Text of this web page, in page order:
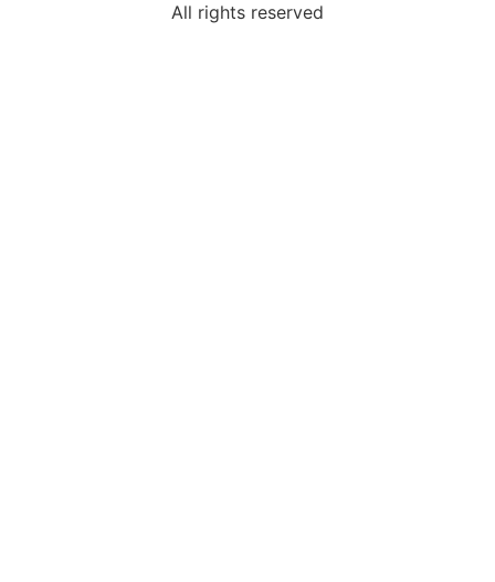
All rights reserved